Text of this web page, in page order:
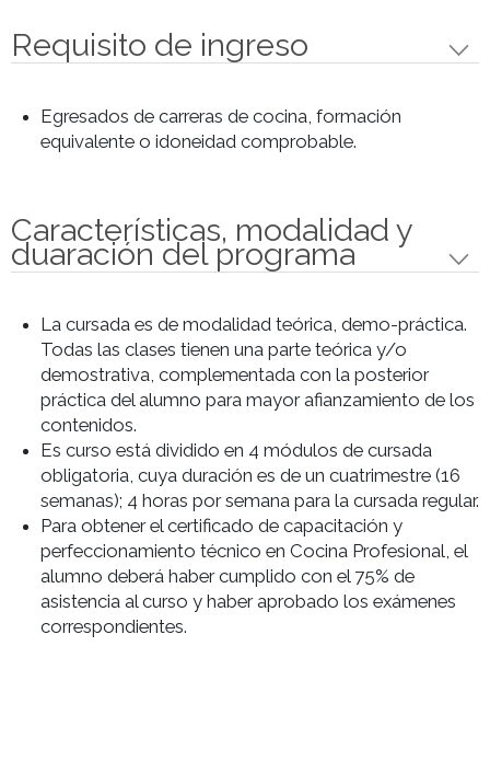
Equipo docente
Los docentes a cargo de la cursada está
conformado por un equipo completo de chef y
profesionales de distintos rubros, especializados
diferentes ítems del programa completo. Así
también disertantes invitados; con la finalidad de
poder desarrollar con mayor especificidad por un
lado y amplitud por el otro, cada tema del plan
estudio.
Campos de accion